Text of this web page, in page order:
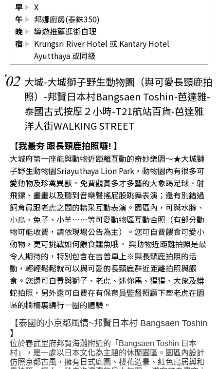
早
X
午
邦娜廚房(泰銖350)
晚
導遊推薦逛街自理
宿
Krungsri River Hotel 或 Kantary Hotel
Ayutthaya 或同級
02 大城-大城獅子野生動物園（與可愛長頸鹿拍
照）-邦賢日本村Bangsaen Toshin-芭達雅-
泰國古式按摩２小時-T21航站百貨-芭達雅
洋人街WALKING STREET
【我最夯 跟長頸鹿拍照囉! 】
大城府第一座能與動物近距離互動的奇妙樂園～★大城獅
子野生動物園Sriayuthaya Lion Park，動物園內有很多可
愛動物及珍禽異獸。免費觀賞多才多藝的大象踢足球、射
飛鏢、畫畫以及聽到音樂聲搖屁股跳舞表演；還有別錯過
飼育員跟老虎之間的精采互動表演。園區內，可與水豚、
小鳥、兔子、小羊……等可愛動物區互動合照（有部分動
物可能收費，請依現場公告為主）。您可自費餵食可愛小
動物，更可挑戰如何餵食鱷魚哦。 與動物近距離拍照是最
令人期待的，特別包含在吉普車上※與長頸鹿拍照的活
動，輕輕鬆鬆就可以與可愛的長頸鹿群近距離拍照與餵
食。您還可自費與獅子、老虎、迷你馬、猩猩、大象及蟒
蛇拍照，另外還可自費在有保育員監督照顧下牽老虎在園
區的欄柵裏繞行一圈的體驗。
【泰國的小京都風情~邦賢日本村 Bangsaen Toshin
】
位於春武里府邦賢海灘附近的「Bangsaen Toshin 日本
村」，是一處以日本文化為主題的休閒園區。園區內設計
仿照京都古風，擁有日式庭園、櫻花造景、紅色鳥居與和